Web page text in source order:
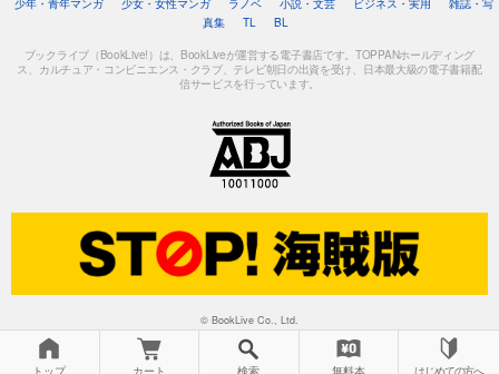
真集
TL BL
ブックライブ（BookLive!）は、BookLiveが運営する電子書店です。TOPPANホールディング
ス、カルチュア・コンビニエンス・クラブ、テレビ朝日の出資を受け、日本最大級の電子書籍配
信サービスを行っています。
© BookLive Co., Ltd.
トップ カート 検索 無料本 はじめての方へ